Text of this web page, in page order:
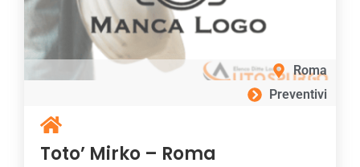
Roma
Preventivi
Toto’ Mirko – Roma